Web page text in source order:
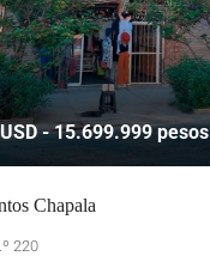
USD - 15.699.999 pesos
Chapala
220